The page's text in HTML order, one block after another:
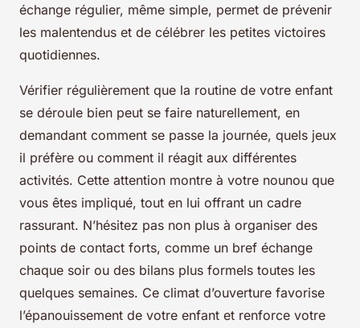
échange régulier, même simple, permet de prévenir
les malentendus et de célébrer les petites victoires
quotidiennes.
Vérifier régulièrement que la routine de votre enfant
se déroule bien peut se faire naturellement, en
demandant comment se passe la journée, quels jeux
il préfère ou comment il réagit aux différentes
activités. Cette attention montre à votre nounou que
vous êtes impliqué, tout en lui offrant un cadre
rassurant. N’hésitez pas non plus à organiser des
points de contact forts, comme un bref échange
chaque soir ou des bilans plus formels toutes les
quelques semaines. Ce climat d’ouverture favorise
l’épanouissement de votre enfant et renforce votre